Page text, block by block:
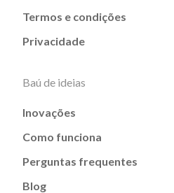
Termos e condições
Privacidade
Baú de ideias
Inovações
Como funciona
Perguntas frequentes
Blog